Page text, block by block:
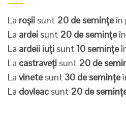
La roșii sunt 20 de semințeîn
La ardei sunt 20 de semințe
La ardeii iuți sunt10 semințe
La castraveți sunt 20 de
La vinetesunt 30 de semințe
La dovleac sunt 20 de